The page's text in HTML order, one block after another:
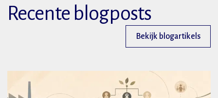
Recente blogposts
Bekijk blogartikels